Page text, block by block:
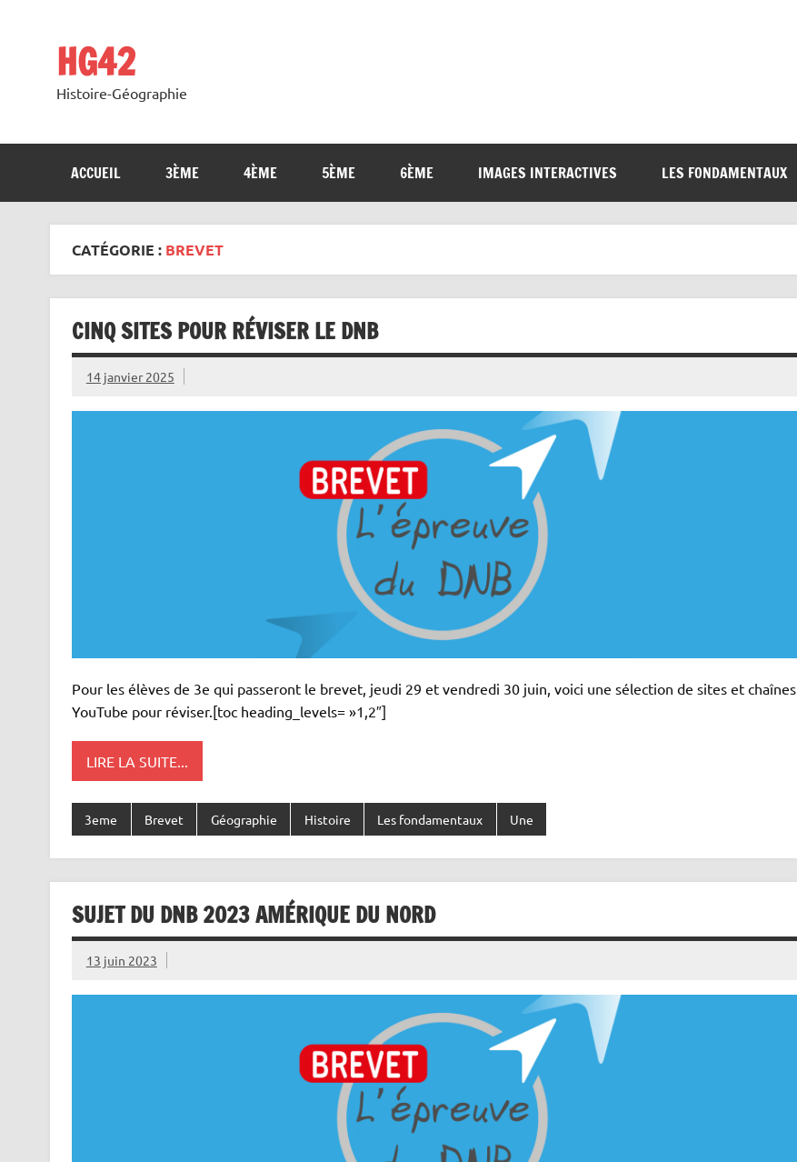
HG42
Histoire-Géographie
ACCUEIL 3ÈME 4ÈME 5ÈME 6ÈME IMAGES INTERACTIVES LES FONDAMENTAUX
CATÉGORIE : BREVET
CINQ SITES POUR RÉVISER LE DNB
14 janvier 2025
Pour les élèves de 3e qui passeront le brevet, jeudi 29 et vendredi 30 juin, voici une sélection de sites et chaînes
YouTube pour réviser.[toc heading_levels= »1,2″]
LIRE LA SUITE...
3eme Brevet Géographie Histoire Les fondamentaux Une
SUJET DU DNB 2023 AMÉRIQUE DU NORD
13 juin 2023